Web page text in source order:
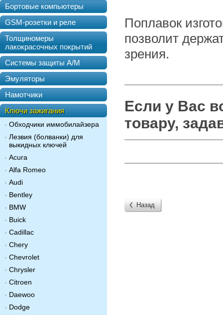
Бортовые компьютеры
GSM-розетки и реле
Толщиномеры
лакокрасочных покрытий
Системы защиты А/М
Эмуляторы
Намотчики
Ключи зажигания
Обходчики иммобилайзера
Лезвия (болванки) для
выкидных ключей
Acura
Alfa Romeo
Audi
Bentley
BMW
Buick
Cadillac
Chery
Chevrolet
Chrysler
Citroen
Daewoo
Dodge
Поплавок
позволит
зрения.
Если у Вас
товару,
Назад